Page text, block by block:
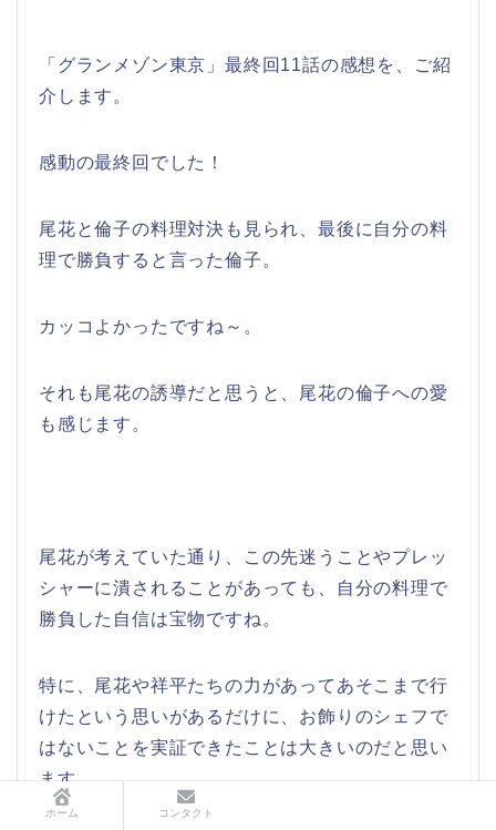
「グランメゾン東京」最終回11話の感想を、ご紹
介します。
感動の最終回でした！
尾花と倫子の料理対決も見られ、最後に自分の料
理で勝負すると言った倫子。
カッコよかったですね～。
それも尾花の誘導だと思うと、尾花の倫子への愛
も感じます。
尾花が考えていた通り、この先迷うことやプレッ
シャーに潰されることがあっても、自分の料理で
勝負した自信は宝物ですね。
特に、尾花や祥平たちの力があってあそこまで行
けたという思いがあるだけに、お飾りのシェフで
はないことを実証できたことは大きいのだと思い
ます。
ホーム コンタクト